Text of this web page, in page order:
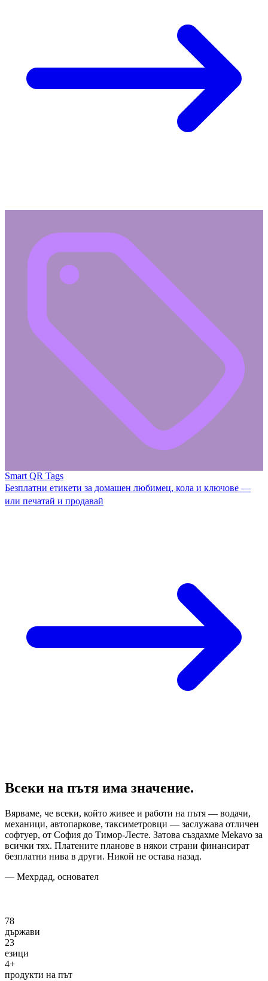
Smart QR Tags
Безплатни етикети за домашен любимец, кола и ключове —
или печатай и продавай
Всеки на пътя има значение.
Вярваме, че всеки, който живее и работи на пътя — водачи,
механици, автопаркове, таксиметровци — заслужава отличен
софтуер, от София до Тимор-Лесте. Затова създахме Mekavo за
всички тях. Платените планове в някои страни финансират
безплатни нива в други. Никой не остава назад.
— Мехрдад, основател
78
държави
23
езици
4+
продукти на път